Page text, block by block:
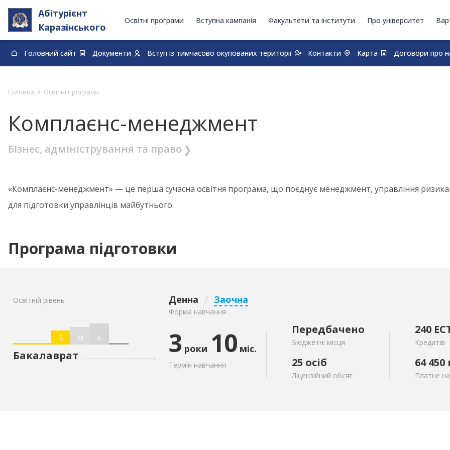
Абітурієнт
Каразінського
Освітні програми Вступна кампанія Факультети та інститути Про університет
Головний сайт Документи Вступ із тимчасово окупованих території Контакти Карта Договори про
0-800-33-48-73
Головна › Освітні програми
Комплаєнс-менеджмент
Бізнес, адміністрування та право
«Комплаєнс-менеджмент» — це перша сучасна освітня програма, що поєднує менеджмент, управління
для підготовки управлінців майбутнього.
Програма підготовки
Освітній рівень
Б М А
Бакалаврат
Денна / Заочна
Форма навчання
3 роки 10 міс.
Термін навчання
Передбачено
Бюджетні місця
25 осіб
Ліцензійний обсяг
240
Кредитів
64 450
Платне